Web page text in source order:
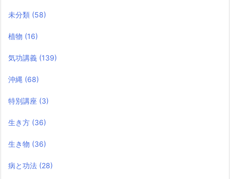
未分類 (58)
植物 (16)
気功講義 (139)
沖縄 (68)
特別講座 (3)
生き方 (36)
生き物 (36)
病と功法 (28)